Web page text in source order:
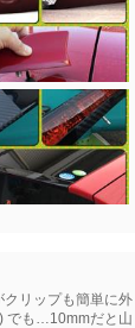
リップも簡単に外
でも…10mmだと山